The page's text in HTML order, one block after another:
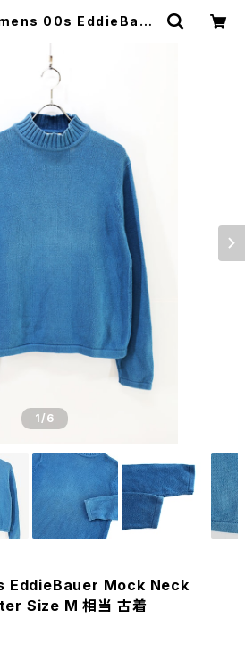
00s EddieBaue
store
1/6
EddieBauer Mock Neck
Size M 相当 古着